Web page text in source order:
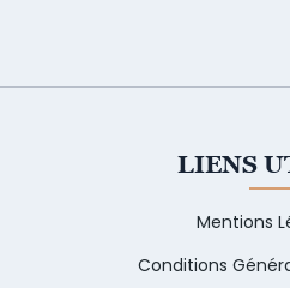
LIENS
Mentions
Conditions